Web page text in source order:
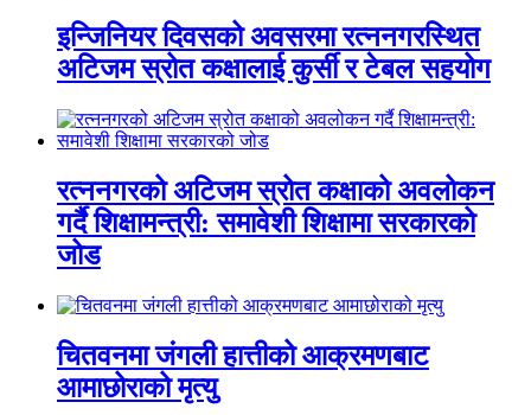
इन्जिनियर दिवसको अवसरमा रत्ननगरस्थित
अटिजम स्रोत कक्षालाई कुर्सी र टेबल सहयोग
रत्ननगरको अटिजम स्रोत कक्षाको अवलोकन
गर्दै शिक्षामन्त्री: समावेशी शिक्षामा सरकारको
जोड
चितवनमा जंगली हात्तीको आक्रमणबाट
आमाछोराको मृत्यु